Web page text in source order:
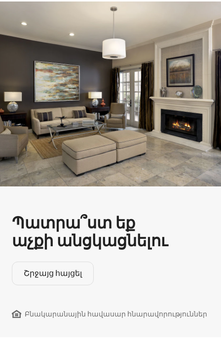
Պատրա՞ստ եք
աչքի անցկացնելու
Շրջայց հայցել
Բնակարանային հավասար հնարավորություններ